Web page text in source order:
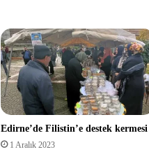
Edirne’de Filistin’e destek kermesi
1 Aralık 2023